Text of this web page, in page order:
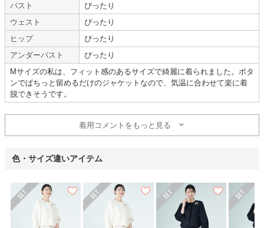
年齢 :30代前半
身長 :155〜159cm
体重 :40～44kg
体型 :標準
サイズ :ぴったり
使用シーン : 七五三・お宮参り
使用時期 :
4月
バスト
ぴったり
ウェスト
ぴったり
ヒップ
ぴったり
アンダーバスト
ぴったり
Mサイズの私は、フィット感のあるサイズで綺麗に着られました。ボタ
ンでぱちっと留めるだけのジャケットなので、気温に合わせて楽に着
脱できそうです。
着用コメントをもっと見る
色・サイズ違いアイテム